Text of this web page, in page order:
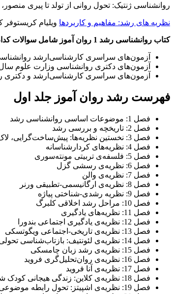
روانشناسی ژنتیک: تحول روانی از تولد تا پیری
نظریه های رشد: مفاهیم و کاربردها ویلیام
کتاب روانشناسی رشد 1 روان آموز شامل سوالات کدام آزمون‌هاست؟
آزمون‌های سراسری کارشناسی‌ارشد روانشناسی وزارت علوم سال‌های 1386 تا 1401
آزمون‌های دکتری روانشناسی وزارت علوم سال‌های 1390 تا 1401 به‌صورت طبقه‌بندی‌شده و با پاسخ
آزمون‌های سراسری کارشناسی‌ارشد و دکتری روانشناسی وزارت علوم
فهرست رشد روان آموز جلد اول
فصل 1: موضوعات اساسی روانشناسی رشد
فصل 2: تاریخچه و بررسی رشد
فصل 3: نخستین نظریه‌ها: پیش‌ساخت‌گرایی، لاک و روسو
فصل 4: نظریه‌های کردارشناسانه
فصل 5: فلسفه‌ی تربیتی مونته‌سوری
فصل 6: نظریه‌ی رسشی گزل
فصل 7: نظریه‌ی والن
فصل 8: نظریه‌ی ارگانیسمی-تطبیقی ورنر
فصل 9: نظریه رشدی-شناختی پیاژه
فصل 10: مراحل رشد اخلاقی کلبرگ
فصل 11: نظریه‌های یادگیری
فصل 12: نظریه‌ی یادگیری اجتماعی بندورا
فصل 13: نظریه‌ی تاریخی-اجتماعی ویگوتسکی
فصل 14: نظریه‌ی لئونتیف: بازتاب‌شناسی تحولی
فصل 15: نظریه‌ی رشد زبان چامسکی
فصل 16: نظریه‌ی روان‌تحلیل‌گری فروید
فصل 17: نظریه‌ی آنا فروید
فصل 18: نظریه‌ی کلاین: زندگی هیجانی کودک شیرخوار
فصل 19: نظریه‌ی اشپیتز: تحول رابطه موضوعی